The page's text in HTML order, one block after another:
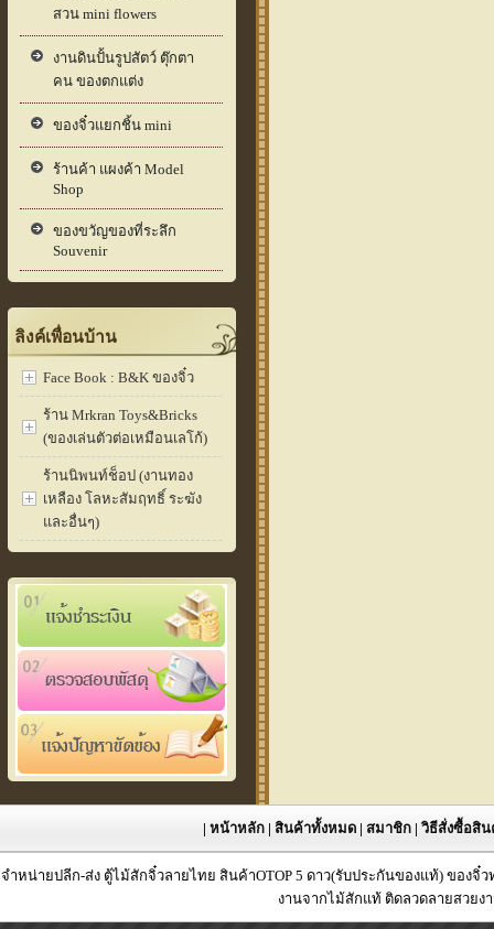
สวน mini flowers
งานดินปั้นรูปสัตว์ ตุ๊กตา
คน ของตกแต่ง
ของจิ๋วแยกชิ้น mini
ร้านค้า แผงค้า Model
Shop
ของขวัญของที่ระลึก
Souvenir
ลิงค์เพื่อนบ้าน
Face Book : B&K ของจิ๋ว
ร้าน Mrkran Toys&Bricks
(ของเล่นตัวต่อเหมือนเลโก้)
ร้านนิพนท์ช็อป (งานทอง
เหลือง โลหะสัมฤทธิ์ ระฆัง
และอื่นๆ)
|หน้าหลัก |สินค้าทั้งหมด |สมาชิก |วิธีสั่งซื้อสิ
จำหน่ายปลีก-ส่ง ตู้ไม้สักจิ๋วลายไทย สินค้าOTOP 5 ดาว(รับประกันของแท้) ของ
งานจากไม้สักแท้ ติดลวดลายสวยง